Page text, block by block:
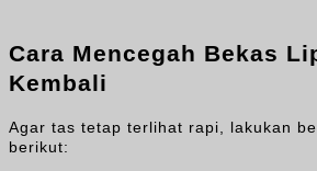
Cara Mencegah Bekas
Kembali
Agar tas tetap terlihat rapi, lakukan
berikut: